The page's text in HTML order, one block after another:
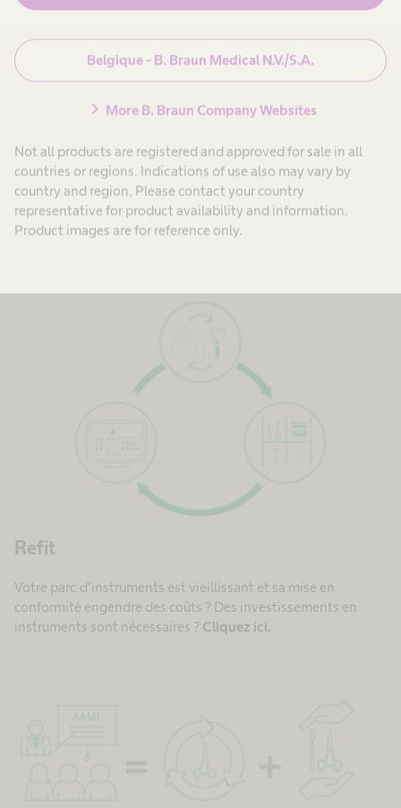
Belgique - B. Braun Medical N.V./S.A.
chevron_right More B. Braun Company Websites
Not all products are registered and approved for sale in all
countries or regions. Indications of use also may vary by
country and region. Please contact your country
representative for product availability and information.
Product images are for reference only.
Set Consulting
Vous cherchez à identifier comment optimiser vos sets
d’instruments par discipline chirurgicale pour une meilleure
Refit
Votre parc d’instruments est vieillissant et sa mise en
conformité engendre des coûts ? Des investissements en
instruments sont nécessaires ? Cliquez ici.